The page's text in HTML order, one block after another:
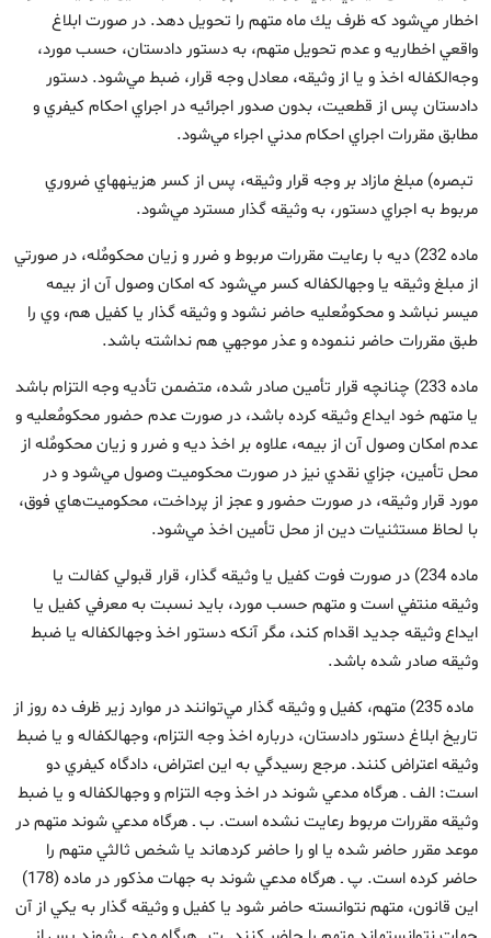
اخطار مي‌شود كه ظرف يك ماه متهم را تحويل دهد. در صورت ابلاغ
واقعي اخطاريه و عدم تحويل متهم، به دستور دادستان، حسب مورد،
وجه‌الكفاله اخذ و يا از وثيقه، معادل وجه قرار، ضبط مي‌شود. دستور
دادستان پس از قطعيت، بدون صدور اجرائيه در اجراي احكام كيفري و
مطابق مقررات اجراي احكام مدني اجراء مي‌شود.
تبصره) مبلغ مازاد بر وجه قرار وثيقه، پس از كسر هزينه‏هاي ضروري
مربوط به اجراي دستور، به وثيقه ‏گذار مسترد مي‌شود.
ماده 232) ديه با رعايت مقررات مربوط و ضرر و زيان محكومٌ‏له، در صورتي
از مبلغ وثيقه يا وجه‏الكفاله كسر مي‌شود كه امكان وصول آن از بيمه
ميسر نباشد و محكومٌ‏عليه حاضر نشود و وثيقه‏ گذار يا كفيل هم، وي را
طبق مقررات حاضر ننموده و عذر موجهي هم نداشته باشد.
ماده 233) چنانچه قرار تأمين صادر شده، متضمن تأديه وجه التزام باشد
يا متهم خود ايداع وثيقه كرده باشد، در صورت عدم حضور محكومٌ‏عليه و
عدم امكان وصول آن از بيمه، علاوه بر اخذ ديه و ضرر و زيان محكومٌ‏له از
محل تأمين، جزاي نقدي نيز در صورت محكوميت وصول مي‌شود و در
مورد قرار وثيقه، در صورت حضور و عجز از پرداخت، محكوميت‌هاي فوق،
با لحاظ مستثنيات دين از محل تأمين اخذ مي‌شود.
ماده 234) در صورت فوت كفيل يا وثيقه ‏گذار، قرار قبولي كفالت يا
وثيقه منتفي است و متهم حسب مورد، بايد نسبت به معرفي كفيل يا
ايداع وثيقه جديد اقدام كند، مگر آنكه دستور اخذ وجه‏الكفاله يا ضبط
وثيقه صادر شده باشد.
ماده 235) متهم، كفيل و وثيقه‏ گذار مي‌توانند در موارد زير ظرف ده روز از
تاريخ ابلاغ دستور دادستان، درباره اخذ وجه التزام، وجه‏الكفاله و يا ضبط
وثيقه اعتراض كنند. مرجع رسيدگي به اين اعتراض، دادگاه كيفري دو
است: الف ـ هرگاه مدعي شوند در اخذ وجه التزام و وجه‏الكفاله و يا ضبط
وثيقه مقررات مربوط رعايت نشده است. ب ـ هرگاه مدعي شوند متهم در
موعد مقرر حاضر شده يا او را حاضر كرده‏اند يا شخص ثالثي متهم را
حاضر كرده است. پ ـ هرگاه مدعي شوند به جهات مذكور در ماده (178)
اين قانون، متهم نتوانسته حاضر شود يا كفيل و وثيقه‏ گذار به يكي از آن